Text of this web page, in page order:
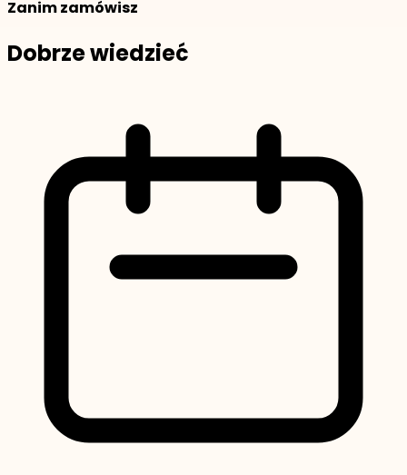
Zanim zamówisz
Dobrze wiedzieć